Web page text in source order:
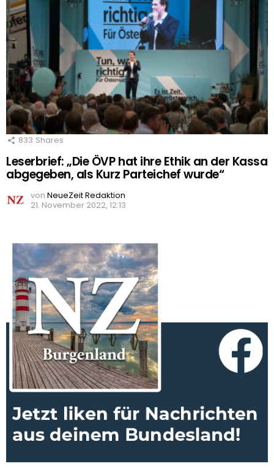
833 Shares
Leserbrief: „Die ÖVP hat ihre Ethik an der Kassa
abgegeben, als Kurz Parteichef wurde“
von NeueZeit Redaktion
21. November 2022, 12:13